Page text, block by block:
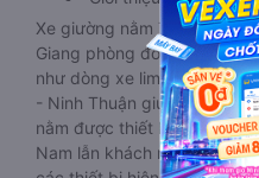
Xe giường nằm Thuận Bắc
Giang phòng đôi limousine
như dòng xe limousine đi Vị
- Ninh Thuận giường
nằm được thiết kế rộng
Nam lẫn khách nước ngoài.